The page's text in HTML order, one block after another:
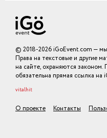
© 2018-2026 iGoEvent.com —
Права на текстовые и другие
на сайте, охраняются законом.
обязательна прямая ссылка на
vitalhit
О проекте Контакты